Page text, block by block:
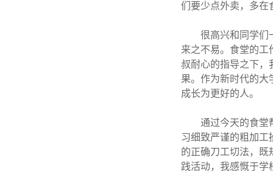
们要少点外卖，多
很高兴和同学们
来之不易。食堂的工
叔耐心的指导之下，
果。作为新时代的大
成长为更好的人。
通过今天的食堂
习细致严谨的粗加
的正确刀工切法，既
践活动，我感慨于学